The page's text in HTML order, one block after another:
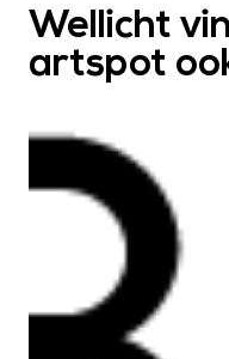
Wellicht
artspot